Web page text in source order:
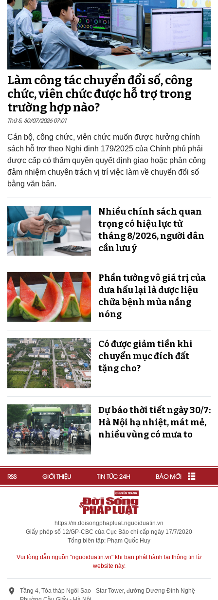
Làm công tác chuyển đổi số, công
chức, viên chức được hỗ trợ trong
trường hợp nào?
Thứ 5, 30/07/2026 07:01
Cán bộ, công chức, viên chức muốn được hưởng chính
sách hỗ trợ theo Nghị định 179/2025 của Chính phủ phải
được cấp có thẩm quyền quyết định giao hoặc phân công
đảm nhiệm chuyên trách vị trí việc làm về chuyển đổi số
bằng văn bản.
Nhiều chính sách quan
trọng có hiệu lực từ
tháng 8/2026, người dân
cần lưu ý
Phần tưởng vô giá trị của
dưa hấu lại là dược liệu
chữa bệnh mùa nắng
nóng
Có được giảm tiền khi
chuyển mục đích đất
tặng cho?
Dự báo thời tiết ngày 30/7:
Hà Nội hạ nhiệt, mát mẻ,
nhiều vùng có mưa to
RSS GIỚI THIỆU TIN TỨC 24H BÁO MỚI
https://m.doisongphapluat.nguoiduatin.vn
Giấy phép số 12/GP-CBC của Cục Báo chí cấp ngày 17/7/2020
Tổng biên tập: Phạm Quốc Huy
Vui lòng dẫn nguồn "nguoiduatin.vn" khi bạn phát hành lại thông tin từ
website này.
Tầng 4, Tòa tháp Ngôi Sao - Star Tower, đường Dương Đình Nghệ -